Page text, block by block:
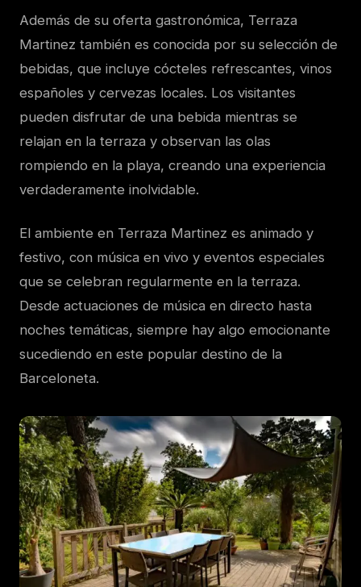
Además de su oferta gastronómica, Terraza
Martinez también es conocida por su selección de
bebidas, que incluye cócteles refrescantes, vinos
españoles y cervezas locales. Los visitantes
pueden disfrutar de una bebida mientras se
relajan en la terraza y observan las olas
rompiendo en la playa, creando una experiencia
verdaderamente inolvidable.
El ambiente en Terraza Martinez es animado y
festivo, con música en vivo y eventos especiales
que se celebran regularmente en la terraza.
Desde actuaciones de música en directo hasta
noches temáticas, siempre hay algo emocionante
sucediendo en este popular destino de la
Barceloneta.